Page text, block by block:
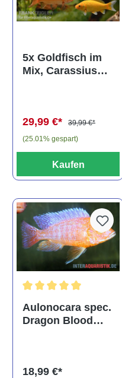
5x Goldfisch im
Mix, Carassius
29,99 €*
39,99 €*
(25.01% gespart)
Kaufen
Aulonocara spec.
Dragon Blood
18,99 €*